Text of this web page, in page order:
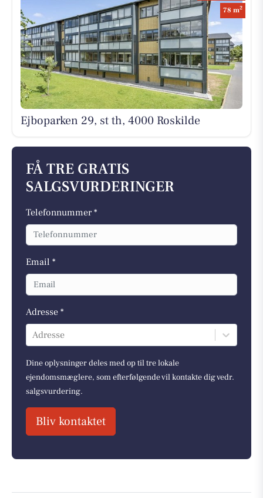
78 m2
Ejboparken 29, st th, 4000 Roskilde
FÅ TRE GRATIS
SALGSVURDERINGER
Telefonnummer *
Email *
Adresse *
Adresse
Dine oplysninger deles med op til tre lokale
ejendomsmæglere, som efterfølgende vil kontakte dig vedr.
salgsvurdering.
Bliv kontaktet